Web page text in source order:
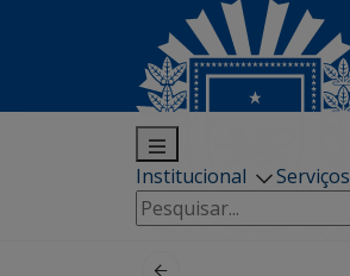
Institucional Serviços
Pesquisar
por: